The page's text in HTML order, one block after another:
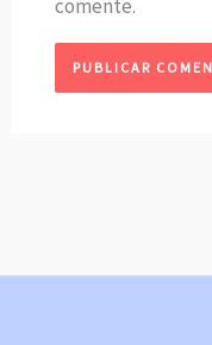
comente.